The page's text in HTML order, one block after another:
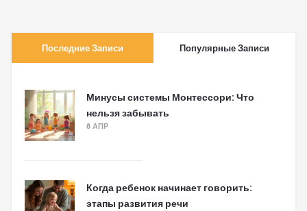
Последние Записи Популярные Записи
Минусы системы Монтессори: Что
нельзя забывать
8 АПР
Когда ребенок начинает говорить:
этапы развития речи